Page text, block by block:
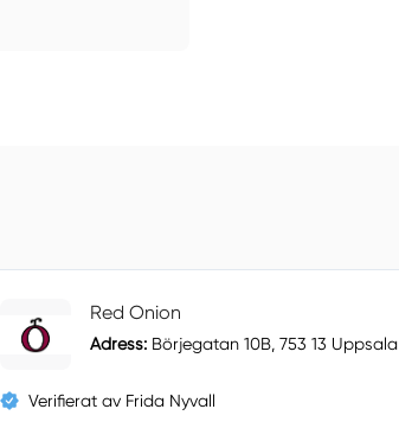
Red Onion
Adress: Börjegatan 10B, 753 13 Uppsala
Verifierat av Frida Nyvall